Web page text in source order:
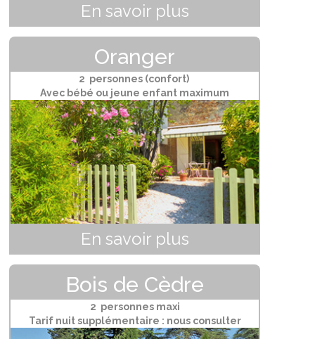
En savoir plus
Oranger
2 personnes (confort)
Avec bébé ou jeune enfant maximum
En savoir plus
Bois de Cèdre
2 personnes maxi
Tarif nuit supplémentaire : nous consulter